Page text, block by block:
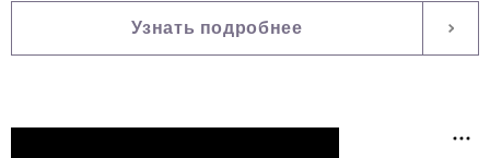
Узнать подробнее